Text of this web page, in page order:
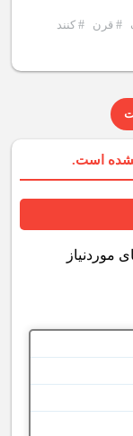
# قرن # کنند
نشده است.
موردنیاز